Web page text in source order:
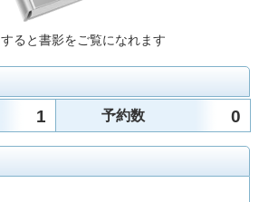
すると書影をご覧になれます
1 予約数 0